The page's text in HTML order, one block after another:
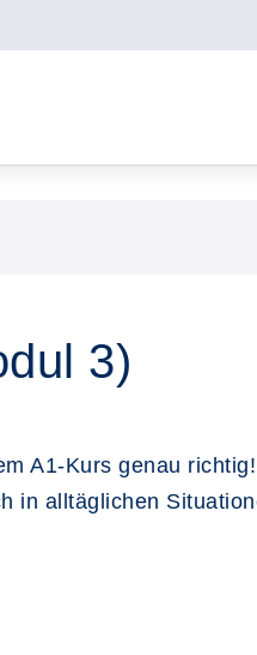
3)
A1-Kurs genau
in alltäglichen